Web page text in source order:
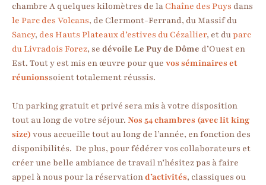
chambre A quelques kilomètres de la Chaîne des Puys dans
le Parc des Volcans, de Clermont-Ferrand, du Massif du
Sancy, des Hauts Plateaux d’estives du Cézallier, et duparc
du Livradois Forez, se dévoile Le Puy de Dôme d’Ouest en
Est. Tout y est mis en œuvre pour que vos séminaires et
réunionssoient totalement réussis.
Un parking gratuit et privé sera mis à votre disposition
tout au long de votre séjour. Nos 54 chambres (avec lit king
size) vous accueille tout au long de l’année, en fonction des
disponibilités. De plus, pour fédérer vos collaborateurs et
créer une belle ambiance de travail n’hésitez pas à faire
appel à nous pour la réservationd’activités, classiques ou